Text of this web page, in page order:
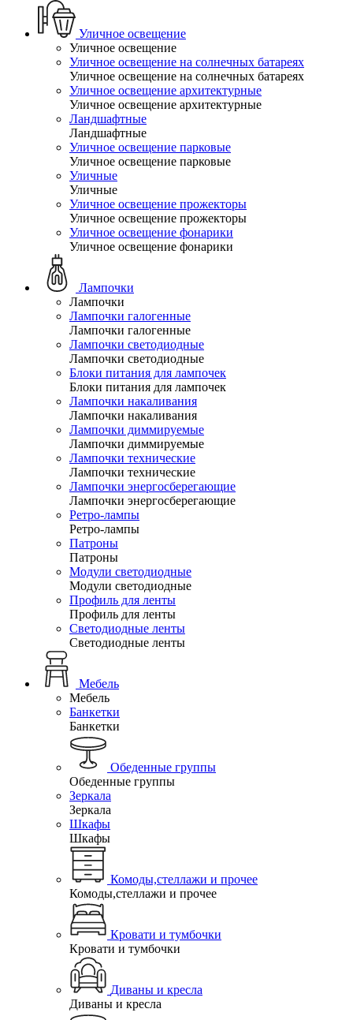
Уличное освещение
Уличное освещение
Уличное освещение на солнечных батареях
Уличное освещение на солнечных батареях
Уличное освещение архитектурные
Уличное освещение архитектурные
Ландшафтные
Ландшафтные
Уличное освещение парковые
Уличное освещение парковые
Уличные
Уличные
Уличное освещение прожекторы
Уличное освещение прожекторы
Уличное освещение фонарики
Уличное освещение фонарики
Лампочки
Лампочки
Лампочки галогенные
Лампочки галогенные
Лампочки светодиодные
Лампочки светодиодные
Блоки питания для лампочек
Блоки питания для лампочек
Лампочки накаливания
Лампочки накаливания
Лампочки диммируемые
Лампочки диммируемые
Лампочки технические
Лампочки технические
Лампочки энергосберегающие
Лампочки энергосберегающие
Ретро-лампы
Ретро-лампы
Патроны
Патроны
Модули светодиодные
Модули светодиодные
Профиль для ленты
Профиль для ленты
Светодиодные ленты
Светодиодные ленты
Мебель
Мебель
Банкетки
Банкетки
Обеденные группы
Обеденные группы
Зеркала
Зеркала
Шкафы
Шкафы
Комоды,стеллажи и прочее
Комоды,стеллажи и прочее
Кровати и тумбочки
Кровати и тумбочки
Диваны и кресла
Диваны и кресла